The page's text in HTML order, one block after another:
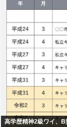
高学歴精神2級ワイ、